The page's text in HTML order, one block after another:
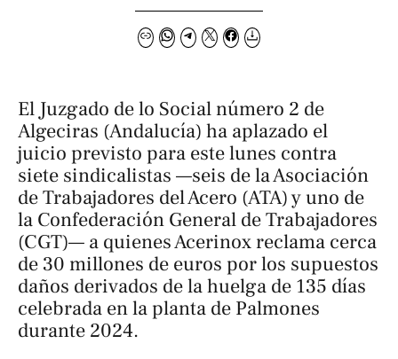
El Juzgado de lo Social número 2 de
Algeciras (Andalucía) ha aplazado el
juicio previsto para este lunes contra
siete sindicalistas —seis de la Asociación
de Trabajadores del Acero (ATA) y uno de
la Confederación General de Trabajadores
(CGT)— a quienes Acerinox reclama cerca
de 30 millones de euros por los supuestos
daños derivados de la huelga de 135 días
celebrada en la planta de Palmones
durante 2024.